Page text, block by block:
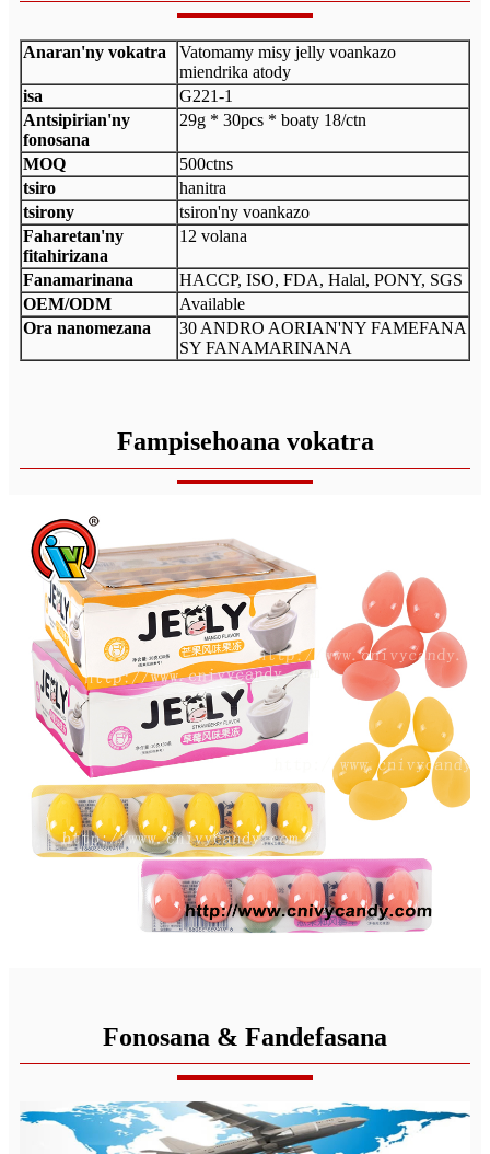
Anaran'ny vokatra
Vatomamy misy jelly voankazo
miendrika atody
isa
G221-1
Antsipirian'ny
fonosana
29g * 30pcs * boaty 18/ctn
MOQ
500ctns
tsiro
hanitra
tsirony
tsiron'ny voankazo
Faharetan'ny
fitahirizana
12 volana
Fanamarinana
HACCP, ISO, FDA, Halal, PONY, SGS
OEM/ODM
Available
Ora nanomezana
30 ANDRO AORIAN'NY FAMEFANA
SY FANAMARINANA
Fampisehoana vokatra
Fonosana & Fandefasana